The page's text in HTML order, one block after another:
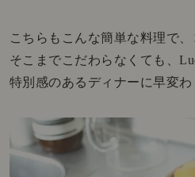
こちらもこんな簡単な料理で
そこまでこだわらなくても、
特別感のあるディナーに早変わ